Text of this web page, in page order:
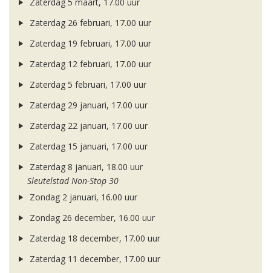
Zaterdag 5 maart, 17.00 uur
Zaterdag 26 februari, 17.00 uur
Zaterdag 19 februari, 17.00 uur
Zaterdag 12 februari, 17.00 uur
Zaterdag 5 februari, 17.00 uur
Zaterdag 29 januari, 17.00 uur
Zaterdag 22 januari, 17.00 uur
Zaterdag 15 januari, 17.00 uur
Zaterdag 8 januari, 18.00 uur
Sleutelstad Non-Stop 30
Zondag 2 januari, 16.00 uur
Zondag 26 december, 16.00 uur
Zaterdag 18 december, 17.00 uur
Zaterdag 11 december, 17.00 uur